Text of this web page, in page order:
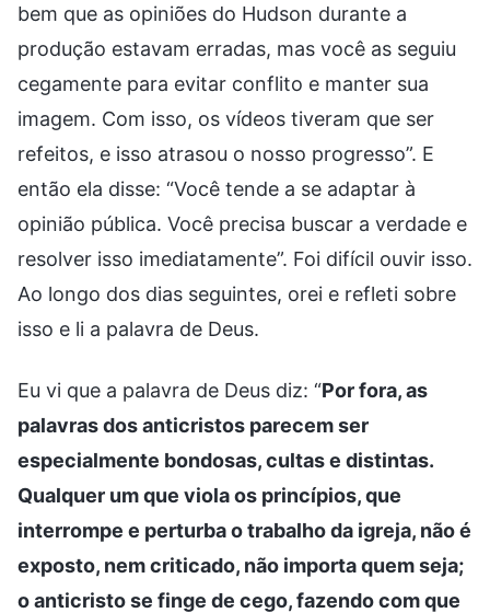
bem que as opiniões do Hudson durante a
produção estavam erradas, mas você as seguiu
cegamente para evitar conflito e manter sua
imagem. Com isso, os vídeos tiveram que ser
refeitos, e isso atrasou o nosso progresso”. E
então ela disse: “Você tende a se adaptar à
opinião pública. Você precisa buscar a verdade e
resolver isso imediatamente”. Foi difícil ouvir isso.
Ao longo dos dias seguintes, orei e refleti sobre
isso e li a palavra de Deus.
Eu vi que a palavra de Deus diz: “Por fora, as
palavras dos anticristos parecem ser
especialmente bondosas, cultas e distintas.
Qualquer um que viola os princípios, que
interrompe e perturba o trabalho da igreja, não é
exposto, nem criticado, não importa quem seja;
o anticristo se finge de cego, fazendo com que